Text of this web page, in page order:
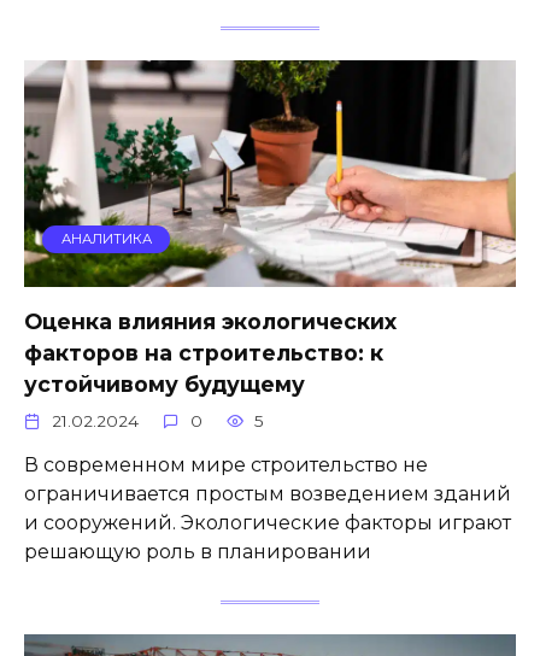
АНАЛИТИКА
Оценка влияния экологических
факторов на строительство: к
устойчивому будущему
21.02.2024 0 5
В современном мире строительство не
ограничивается простым возведением зданий
и сооружений. Экологические факторы играют
решающую роль в планировании